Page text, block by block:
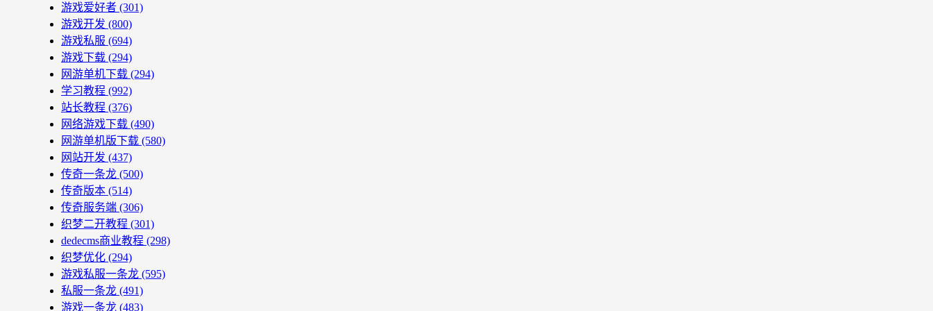
游戏爱好者 (301)
游戏开发 (800)
游戏私服 (694)
游戏下载 (294)
网游单机下载 (294)
学习教程 (992)
站长教程 (376)
网络游戏下载 (490)
网游单机版下载 (580)
网站开发 (437)
传奇一条龙 (500)
传奇版本 (514)
传奇服务端 (306)
织梦二开教程 (301)
dedecms商业教程 (298)
织梦优化 (294)
游戏私服一条龙 (595)
私服一条龙 (491)
游戏一条龙 (483)